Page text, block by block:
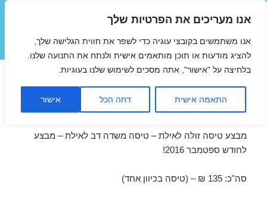
אנו מעריכים את הפרטיות שלך
אנו משתמשים בקובצי עוגיה כדי לשפר את חווית הגלישה שלך,
להציג מודעות או תוכן מותאמים אישית ולנתח את התנועה שלנו.
בלחיצה על "אישור", אתה מסכים לשימוש שלנו בעוגיות.
התאמה אישית דחה הכל אישור
תפריטים
ווידג'טים
טיסות זולות לאילת משדה דב
24/09/2016
מבצע טיסה זולה לאילת – טיסה משדה דב לאילת – מבצע
לחודש ספטמבר 2016!
סה"כ: 135 ₪ – (טיסה בכיוון אחד)